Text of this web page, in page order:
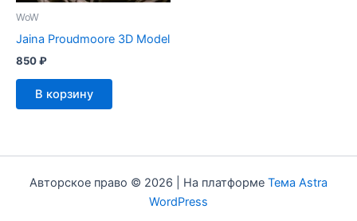
WoW
Jaina Proudmoore 3D Model
850₽
В корзину
Авторское право © 2026 | На платформе Тема Astra
WordPress